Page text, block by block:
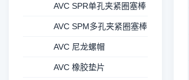
AVC SPR单孔夹紧圈塞棒
AVC SPM多孔夹紧圈塞棒
AVC 尼龙螺帽
AVC 橡胶垫片